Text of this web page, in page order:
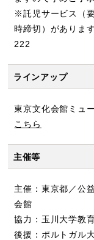
※託児サービス（
時締切）がありま
222
ラインアップ
東京文化会館ミュ
こちら
主催等
主催：東京都／公
会館
協力：玉川大学教
後援：ポルトガル